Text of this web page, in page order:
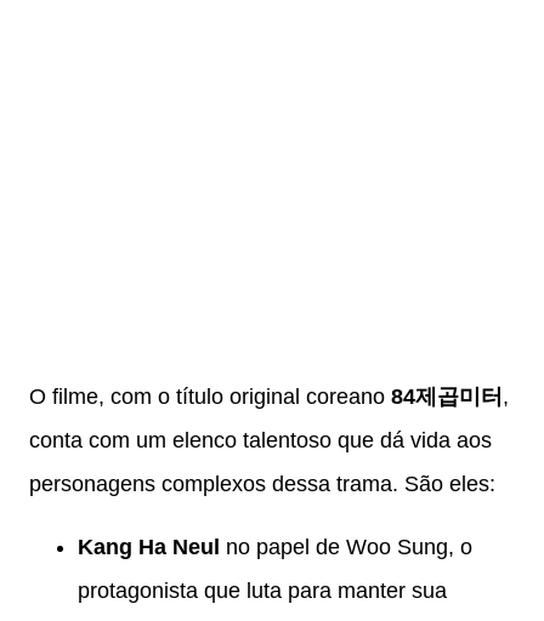
O filme, com o título original coreano 84제곱미터 ,
conta com um elenco talentoso que dá vida aos
personagens complexos dessa trama. São eles:
Kang Ha Neul no papel de Woo Sung, o
protagonista que luta para manter sua